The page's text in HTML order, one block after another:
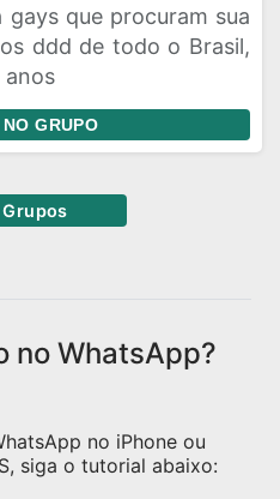
que procuram sua
ddd de todo o Brasil,
anos
GRUPO
no WhatsApp?
no iPhone ou
siga o tutorial abaixo: